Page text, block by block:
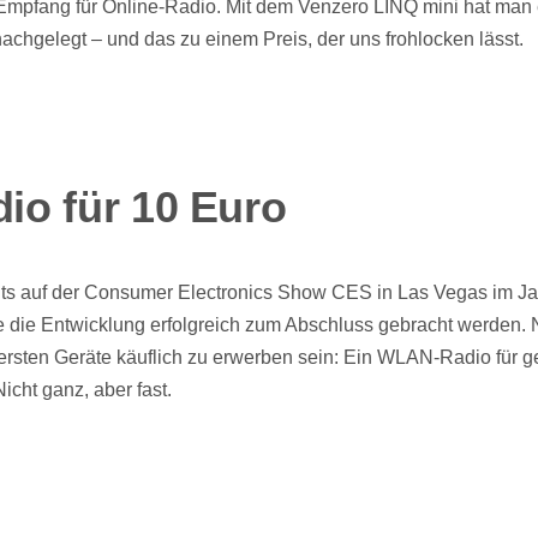
für Online-Radio. Mit dem Venzero LINQ mini hat man
– und das zu einem Preis, der uns frohlocken lässt.
für 10 Euro
auf der Consumer Electronics Show CES in Las Vegas im
die Entwicklung erfolgreich zum Abschluss gebracht werden.
Geräte käuflich zu erwerben sein: Ein WLAN-Radio für
ganz, aber fast.